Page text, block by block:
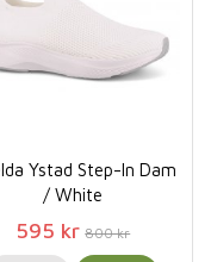
Ystad Step-In Dam
/ White
595 kr 800 kr